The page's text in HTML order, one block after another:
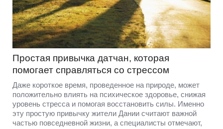
Простая привычка датчан, которая
помогает справляться со стрессом
Даже короткое время, проведенное на природе, может
положительно влиять на психическое здоровье, снижая
уровень стресса и помогая восстановить силы. Именно
эту простую привычку жители Дании считают важной
частью повседневной жизни, а специалисты отмечают,